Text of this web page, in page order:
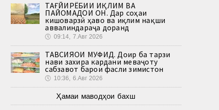
ТАҒЙИРЁБИИ ИҚЛИМ ВА
ПАЙОМАДҲОИ ОН. Дар соҳаи
кишоварзӣ ҳаво ва иқлим нақши
аввалиндараҷа доранд
🕔 09:14, 7.Авг 2026
ТАВСИЯҲОИ МУФИД. Доир ба тарзи
нави захира кардани меваҷоту
сабзавот барои фасли зимистон
🕔 10:36, 6.Авг 2026
Ҳамаи маводҳои бахш